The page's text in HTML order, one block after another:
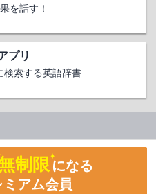
を話す！
プリ
検索する英語辞書
制限になる
アム会員